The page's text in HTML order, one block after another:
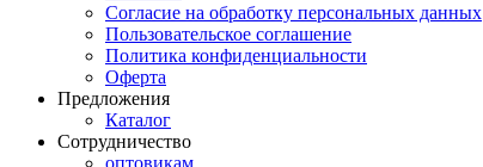
Согласие на обработку персональных данных
Пользовательское соглашение
Политика конфиденциальности
Оферта
Предложения
Каталог
Сотрудничество
оптовикам